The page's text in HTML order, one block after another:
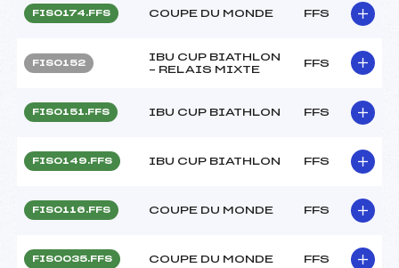
FIS0174.FFS COUPE DU MONDE FFS
FIS0152
IBU CUP BIATHLON
– RELAIS MIXTE
FFS
FIS0151.FFS IBU CUP BIATHLON FFS
FIS0149.FFS IBU CUP BIATHLON FFS
FIS0116.FFS COUPE DU MONDE FFS
FIS0035.FFS COUPE DU MONDE FFS